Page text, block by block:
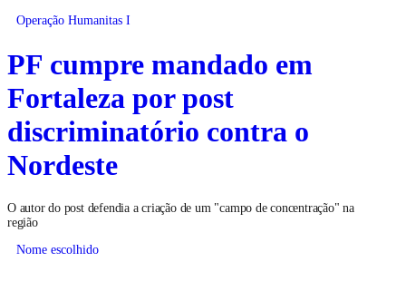
Operação Humanitas I
PF cumpre mandado em
Fortaleza por post
discriminatório contra o
Nordeste
O autor do post defendia a criação de um "campo de concentração" na
região
Nome escolhido